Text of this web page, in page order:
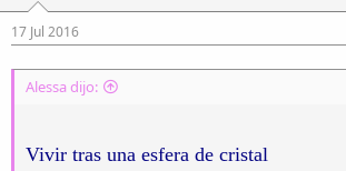
17 Jul 2016
Alessa dijo:
Vivir tras una esfera de cristal